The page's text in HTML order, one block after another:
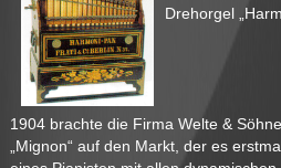
Drehorgel
1904 brachte die Firma Welte &
„Mignon“ auf den Markt, der es